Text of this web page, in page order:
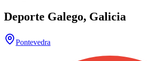
Deporte Galego, Galicia
Pontevedra